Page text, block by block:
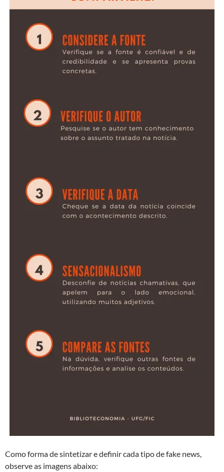
Como forma de sintetizar e definir cada tipo de fake news,
observe as imagens abaixo: